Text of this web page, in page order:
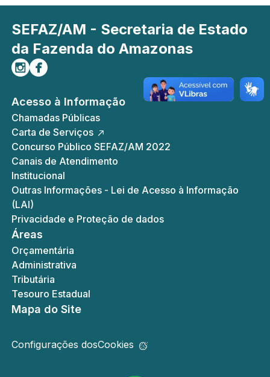
SEFAZ/AM - Secretaria de Estado
da Fazenda do Amazonas
Siga-nos no Instagram
Curta-nos no Facebook
Acesso à Informação
Chamadas Públicas
Carta de Serviços
Concurso Público SEFAZ/AM 2022
Canais de Atendimento
Institucional
Outras Informações - Lei de Acesso à Informação
(LAI)
Privacidade e Proteção de dados
Áreas
Orçamentária
Administrativa
Tributária
Tesouro Estadual
Mapa do Site
Configurações dosCookies